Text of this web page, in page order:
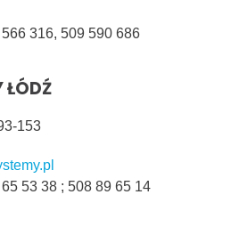
316, 509 590 686
ŁÓDŹ
153
53 38 ; 508 89 65 14